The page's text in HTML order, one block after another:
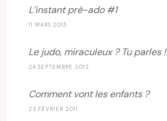
L’instant pré-ado #1
11 MARS 2015
Le judo, miraculeux ? Tu parles !
24 SEPTEMBRE 2012
Comment vont les enfants ?
23 FÉVRIER 2011